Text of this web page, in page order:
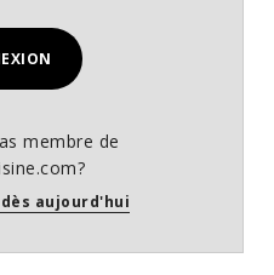
membre de
aujourd'hui